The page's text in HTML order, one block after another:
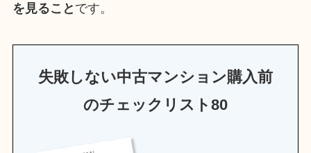
を見ること です。
失敗しない中古マンション購入前
のチェックリスト80